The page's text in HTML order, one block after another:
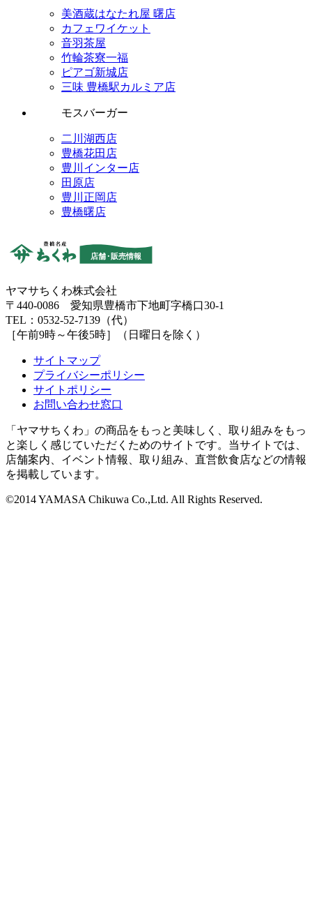
美酒蔵はなたれ屋 曙店
カフェワイケット
音羽茶屋
竹輪茶寮一福
ピアゴ新城店
三味 豊橋駅カルミア店
モスバーガー
二川湖西店
豊橋花田店
豊川インター店
田原店
豊川正岡店
豊橋曙店
ヤマサちくわ株式会社
〒440-0086 愛知県豊橋市下地町字橋口30-1
TEL：0532-52-7139（代）
［午前9時～午後5時］（日曜日を除く）
サイトマップ
プライバシーポリシー
サイトポリシー
お問い合わせ窓口
「ヤマサちくわ」の商品をもっと美味しく、取り組みをもっ
と楽しく感じていただくためのサイトです。当サイトでは、
店舗案内、イベント情報、取り組み、直営飲食店などの情報
を掲載しています。
©2014 YAMASA Chikuwa Co.,Ltd. All Rights Reserved.